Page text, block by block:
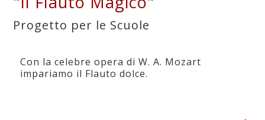
Progetto per le Scuole
Con la celebre opera di W. A. Mozart
impariamo il Flauto dolce.